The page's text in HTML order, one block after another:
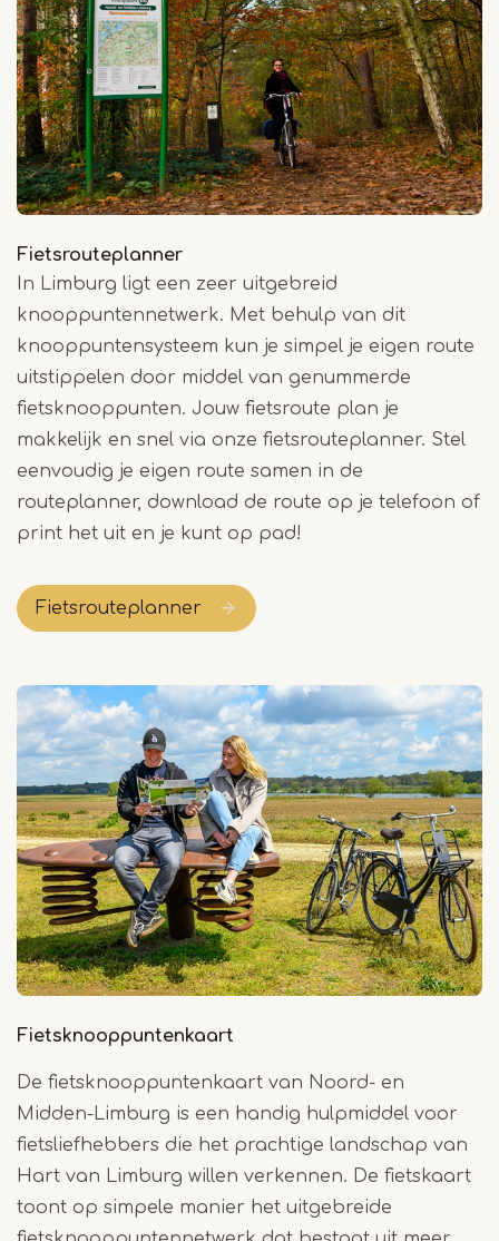
Fietsrouteplanner
In Limburg ligt een zeer uitgebreid
knooppuntennetwerk. Met behulp van dit
knooppuntensysteem kun je simpel je eigen route
uitstippelen door middel van genummerde
fietsknooppunten. Jouw fietsroute plan je
makkelijk en snel via onze fietsrouteplanner. Stel
eenvoudig je eigen route samen in de
routeplanner, download de route op je telefoon of
print het uit en je kunt op pad!
Fietsrouteplanner
Fietsknooppuntenkaart
De fietsknooppuntenkaart van Noord- en
Midden-Limburg is een handig hulpmiddel voor
fietsliefhebbers die het prachtige landschap van
Hart van Limburg willen verkennen. De fietskaart
toont op simpele manier het uitgebreide